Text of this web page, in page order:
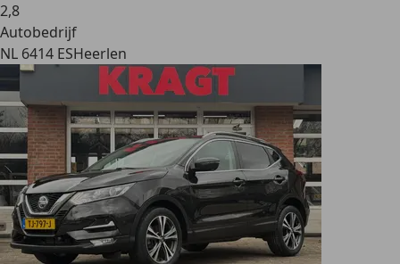
2,8
Autobedrijf
NL 6414 ESHeerlen